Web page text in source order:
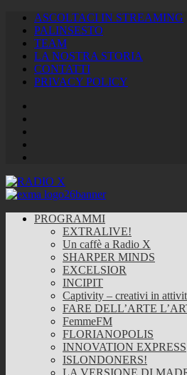
ASCOLTACI IN STREAMING
PALINSESTO
TEAM
LA NOSTRA STORIA
CONTATTI
PRIVACY POLICY
PROGRAMMI
EXTRALIVE!
Un caffè a Radio X
SHARPER MINDS
EXCELSIOR
INCIPIT
Captivity – creativi in
FARE DELL’ARTE
FemmeFM
FLORIANOPOLIS
INNOVATION EXPRESS
ISLONDONERS!
LA VERSIONE DI